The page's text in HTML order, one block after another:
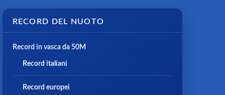
RECORD DEL NUOTO
Record in vasca da 50M
Record italiani
Record europei